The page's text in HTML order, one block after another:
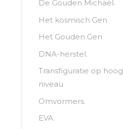
De Gouden Michaël.
Het kosmisch Gen
Het Gouden Gen
DNA-herstel.
Transfiguratie op hoog
niveau
Omvormers.
EVA.